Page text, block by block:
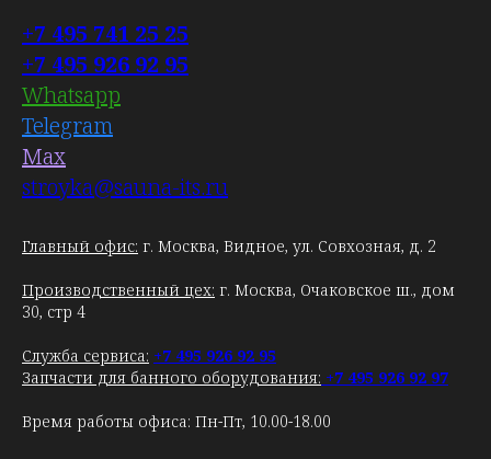
+7 495 741 25 25
+7 495 926 92 95
Whatsapp
Telegram
Max
stroyka@sauna-its.ru
Главный офис: г. Москва, Видное, ул. Совхозная, д. 2
Производственный цех: г. Москва, Очаковское ш., дом
30, стр 4
Служба сервиса: +7 495 926 92 95
Запчасти для банного оборудования: +7 495 926 92 97
Время работы офиса: Пн-Пт, 10.00-18.00